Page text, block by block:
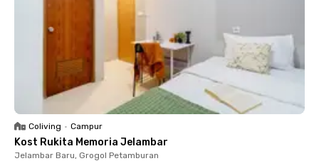
Coliving • Campur
Kost Rukita Memoria Jelambar
Jelambar Baru, Grogol Petamburan